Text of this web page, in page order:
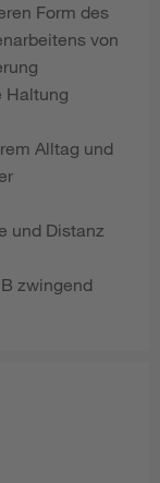
Form des
von
Haltung
Alltag und
und Distanz
zwingend